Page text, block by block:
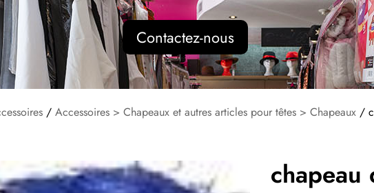
Contactez-nous
/ Accessoires > Chapeaux et autres articles pour têtes > Chapeaux /
chapeau